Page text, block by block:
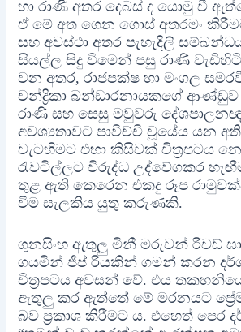
හා රාණි අතර දෙබස් ද යොමු වී
ඒ මේ අත ගෙන ගොස් අතරමං
සහ අවස්ථා අතර පැහැදිලි
සියල්ල සිදු වීමෙන් පසු රාණි
වන අතර, රාජපක්ෂ හා මංගල
චන්ද්‍රිකා බන්ඩාරනායකගේ
රාණි සහ සෙසු මවුවරු
අවශ්‍යතාවට පාවිච්චි වූයේය යන අති
වැටහිමට එහා කිසිවක් චිත්‍රපටය
රැවටිල්ලට විරුද්ධ උද්වේගකර
තුළ ඇති කෙරෙන එකදු රූප
වීම සැලකිය යුතු කරුණකි.
ගුනසිංහ ඇතුලු මිනී මරුවන් රිචඩ්
ගයමින් ජිප් රියකින් ගමන් කරන
චිත්‍රපටය අවසන් වේ. එය
ඇතුලු කර ඇත්තේ මේ මරනයට
බව ප්‍රකාශ කිරීමට ය. එහෙත් පෙර